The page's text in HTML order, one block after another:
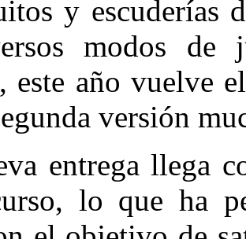
y escuderías
modos de
este año vuelve
versión
entrega llega
lo que ha